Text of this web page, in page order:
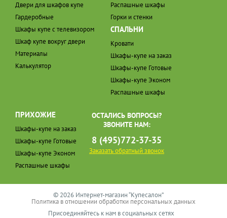
Двери для шкафов купе
Гардеробные
Шкафы купе с телевизором
Шкаф купе вокруг двери
Материалы
Калькулятор
Распашные шкафы
Горки и стенки
СПАЛЬНИ
Кровати
Шкафы-купе на заказ
Шкафы-купе Готовые
Шкафы-купе Эконом
Распашные шкафы
ПРИХОЖИЕ
Шкафы-купе на заказ
Шкафы-купе Готовые
Шкафы-купе Эконом
Распашные шкафы
ОСТАЛИСЬ ВОПРОСЫ?
ЗВОНИТЕ НАМ:
8 (495)772-37-35
Заказать обратный звонок
© 2026 Интернет-магазин “Купесалон”
Политика в отношении обработки персональных данных
Присоединяйтесь к нам в социальных сетях